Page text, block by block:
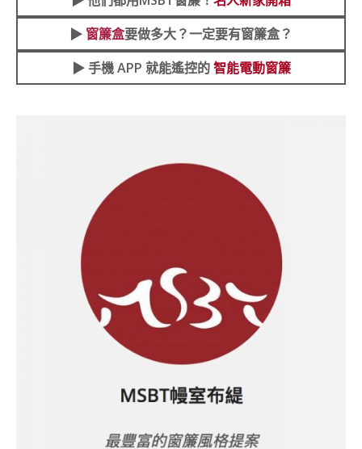
▶︎ 窗簾盒要做多大？一定要有窗簾盒？
▶︎ 手機 APP 就能遙控的智能電動窗簾